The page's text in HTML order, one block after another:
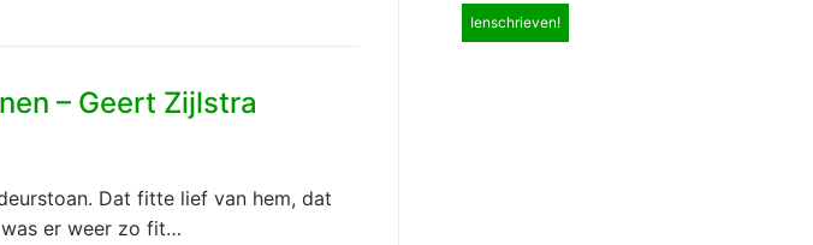
– Geert Zijlstra
Dat fitte lief van hem, dat
er weer zo fit…